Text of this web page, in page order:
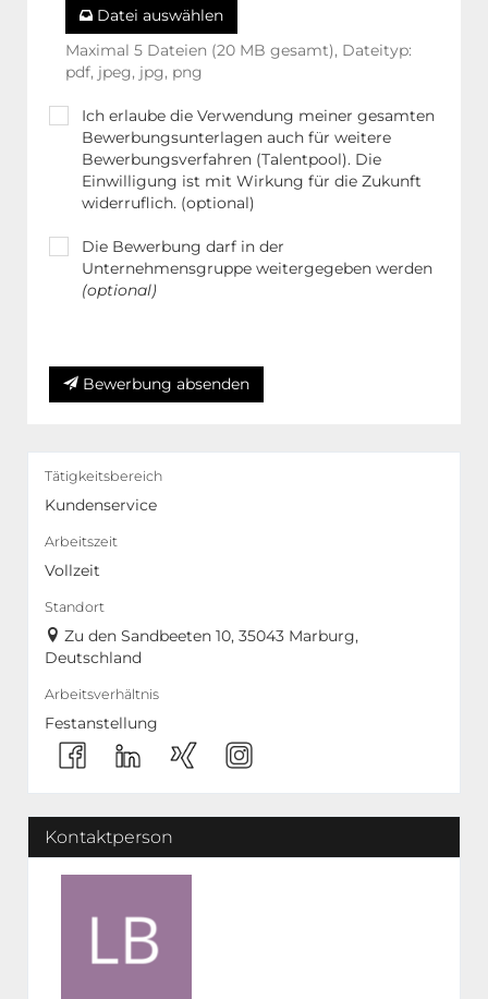
Datei auswählen
Maximal 5 Dateien (20 MB gesamt), Dateityp:
pdf, jpeg, jpg, png
Ich erlaube die Verwendung meiner gesamten
Bewerbungsunterlagen auch für weitere
Bewerbungsverfahren (Talentpool). Die
Einwilligung ist mit Wirkung für die Zukunft
widerruflich. (optional)
Die Bewerbung darf in der
Unternehmensgruppe weitergegeben werden
(optional)
Bewerbung absenden
Tätigkeitsbereich
Kundenservice
Arbeitszeit
Vollzeit
Standort
Zu den Sandbeeten 10, 35043 Marburg,
Deutschland
Arbeitsverhältnis
Festanstellung
Kontaktperson